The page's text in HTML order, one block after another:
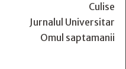
Culise
Jurnalul Universitar
Omul saptamanii